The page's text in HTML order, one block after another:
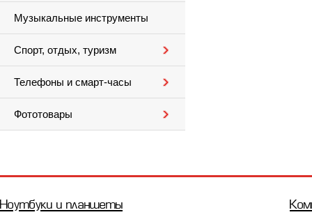
Музыкальные инструменты
Спорт, отдых, туризм
Телефоны и смарт-часы
Фототовары
Ноутбуки и планшеты